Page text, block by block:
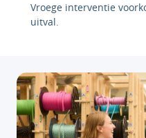
Vroege interventie
uitval.